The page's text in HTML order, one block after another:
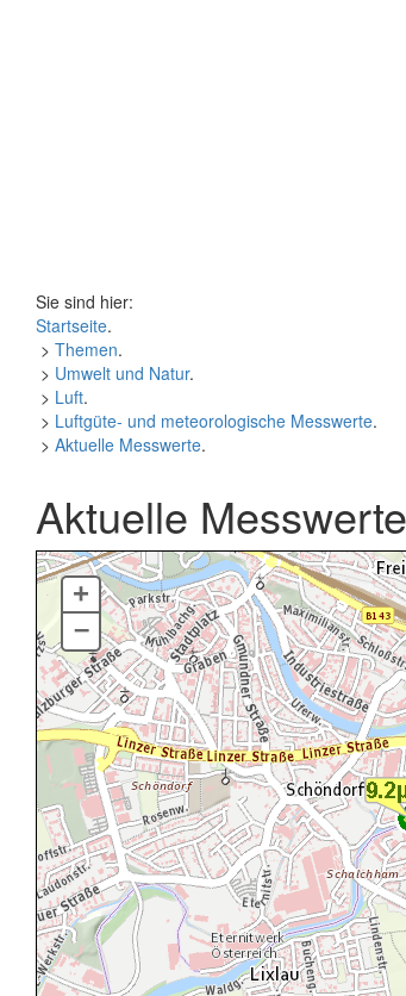
Sie sind hier:
Startseite.
> Themen.
> Umwelt und Natur.
> Luft.
> Luftgüte- und meteorologische Messwerte.
> Aktuelle Messwerte.
Aktuelle Messwerte
+
–